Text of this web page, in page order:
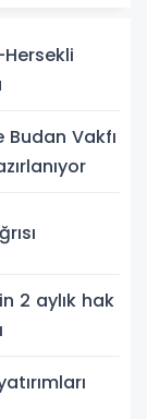
Budan Vakfı
2 aylık hak